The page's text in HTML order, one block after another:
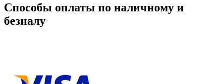
Способы оплаты по наличному и
безналу